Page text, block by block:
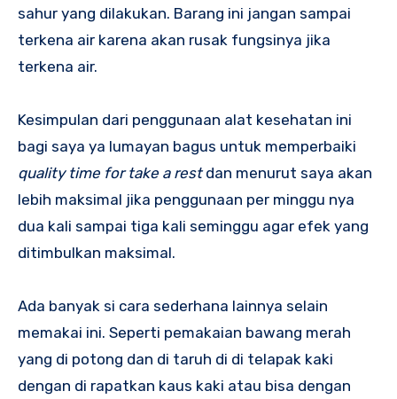
sahur yang dilakukan. Barang ini jangan sampai
terkena air karena akan rusak fungsinya jika
terkena air.
Kesimpulan dari penggunaan alat kesehatan ini
bagi saya ya lumayan bagus untuk memperbaiki
quality time for take a restdan menurut saya akan
lebih maksimal jika penggunaan per minggu nya
dua kali sampai tiga kali seminggu agar efek yang
ditimbulkan maksimal.
Ada banyak si cara sederhana lainnya selain
memakai ini. Seperti pemakaian bawang merah
yang di potong dan di taruh di di telapak kaki
dengan di rapatkan kaus kaki atau bisa dengan